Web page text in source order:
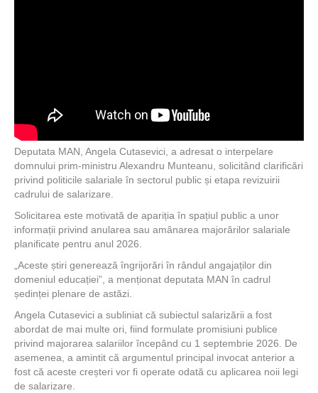
Deputata MAN, Angela Cutasevici, a adresat o interpelare
domnului prim-ministru Alexandru Munteanu, solicitând clarificări
privind politicile salariale în sectorul public și etapa revizuirii
cadrului de salarizare.
Solicitarea este motivată de apariția în spațiul public a unor
informații privind anularea sau amânarea majorărilor salariale
planificate pentru anul 2026.
„Aceste știri generează îngrijorări în rândul angajaților din
domeniul educației”, a menționat deputata MAN în cadrul
ședinței plenare de astăzi.
Angela Cutasevici a subliniat că subiectul salarizării a fost
abordat de mai multe ori, fiind formulate promisiuni publice
privind majorarea salariilor începând cu 1 septembrie 2026. De
asemenea, a amintit că argumentul principal invocat anterior a
fost că aceste creșteri vor fi operate odată cu aplicarea noii legi
de salarizare.